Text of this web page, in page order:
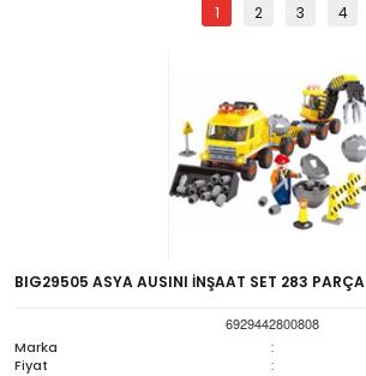
1 2 3 4
BIG29505 ASYA AUSINI İNŞAAT SET 283 PARÇA
6929442800808
Marka
:
Fiyat :